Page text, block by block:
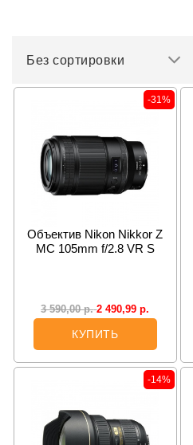
Без сортировки
-31%
Объектив Nikon Nikkor Z
MC 105mm f/2.8 VR S
3 590,00р. 2 490,99р.
КУПИТЬ
-14%